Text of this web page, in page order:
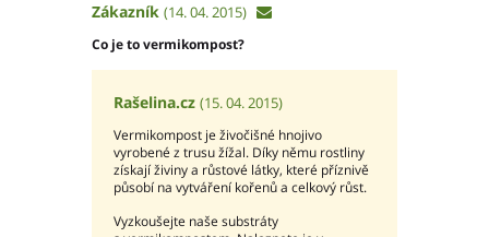
Zákazník (14. 04. 2015)
Co je to vermikompost?
Rašelina.cz (15. 04. 2015)
Vermikompost je živočišné hnojivo
vyrobené z trusu žížal. Díky němu rostliny
získají živiny a růstové látky, které příznivě
působí na vytváření kořenů a celkový růst.
Vyzkoušejte naše substráty